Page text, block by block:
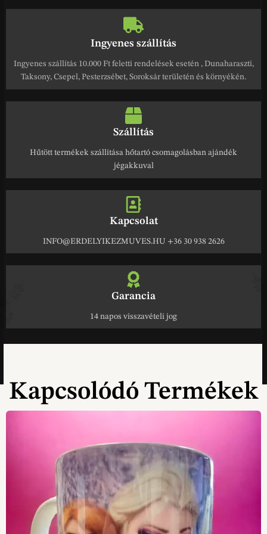
Ingyenes szállítás
Ingyenes szállítás 10.000 Ft feletti rendelések esetén , Dunaharaszti,
Taksony, Csepel, Pesterzsébet, Soroksár területén és környékén.
Szállítás
Hűtött termékek szállítása hőtartó csomagolásban ajándék
jégakkuval
Kapcsolat
INFO@ERDELYIKEZMUVES.HU +36 30 938 2626
Garancia
14 napos visszavételi jog
Kapcsolódó Termékek